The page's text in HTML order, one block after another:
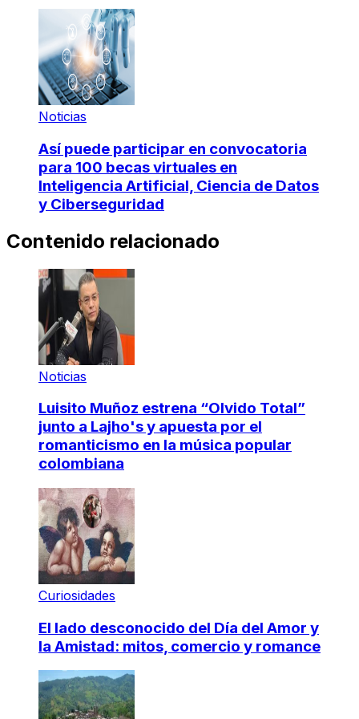
Noticias
Así puede participar en convocatoria
para 100 becas virtuales en
Inteligencia Artificial, Ciencia de Datos
y Ciberseguridad
Contenido relacionado
Noticias
Luisito Muñoz estrena “Olvido Total”
junto a Lajho's y apuesta por el
romanticismo en la música popular
colombiana
Curiosidades
El lado desconocido del Día del Amor y
la Amistad: mitos, comercio y romance